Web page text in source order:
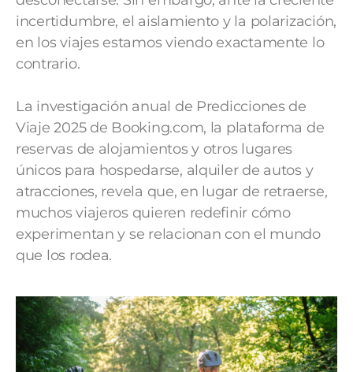
incertidumbre, el aislamiento y la polarización,
en los viajes estamos viendo exactamente lo
contrario.
La investigación anual de Predicciones de
Viaje 2025 de Booking.com, la plataforma de
reservas de alojamientos y otros lugares
únicos para hospedarse, alquiler de autos y
atracciones, revela que, en lugar de retraerse,
muchos viajeros quieren redefinir cómo
experimentan y se relacionan con el mundo
que los rodea.